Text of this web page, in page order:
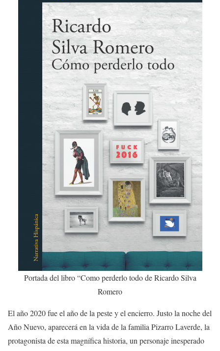
Portada del libro “Como perderlo todo de Ricardo Silva
Romero
El año 2020 fue el año de la peste y el encierro. Justo la noche del
Año Nuevo, aparecerá en la vida de la familia Pizarro Laverde, la
protagonista de esta magnífica historia, un personaje inesperado